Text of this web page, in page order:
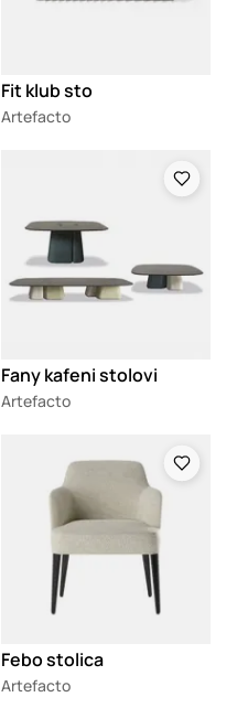
Fit klub sto
Artefacto
Fany kafeni stolovi
Artefacto
Febo stolica
Artefacto